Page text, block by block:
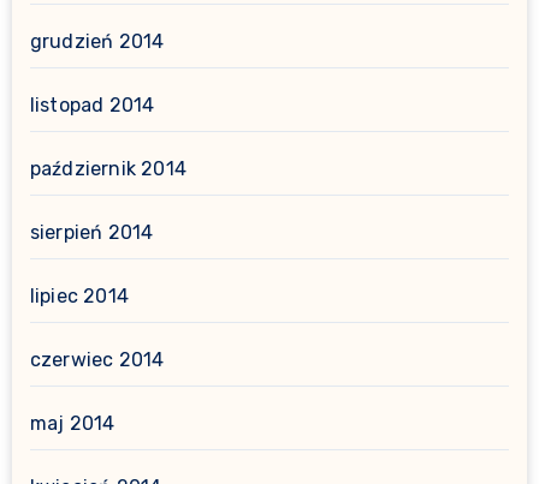
grudzień 2014
listopad 2014
październik 2014
sierpień 2014
lipiec 2014
czerwiec 2014
maj 2014